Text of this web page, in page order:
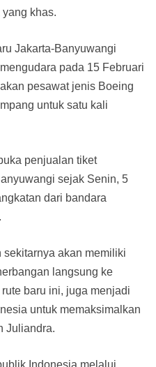
khas.
Jakarta-Banyuwangi
pada 15 Februari
pesawat jenis Boeing
untuk satu kali
penjualan tiket
sejak Senin, 5
dari bandara
sekitarnya akan memiliki
langsung ke
baru ini, juga menjadi
untuk memaksimalkan
Juliandra.
Indonesia melalui